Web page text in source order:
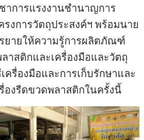
าการแรงงานชํานาญการ
รงการวัตถุประสงค์ฯ พร้อมนาย
ยายให้ความรู้การผลิตภัณฑ์
าสติกและเครื่องมือและวัตถุ
รื่องมือและการเก็บรักษาและ
องรีดขวดพลาสติกในครั้งนี้